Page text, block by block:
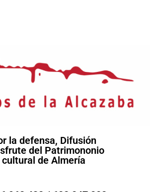
la defensa, Difusión
del Patrimononio
cultural de Almería